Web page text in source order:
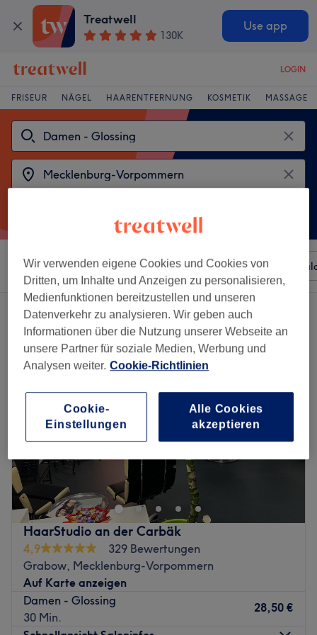
Treatwell
130K
Use app
LOGIN
FRISEUR NÄGEL HAARENTFERNUNG KOSMETIK MASSAGE
Sortieren nach Beliebiger Preis Besonderheiten
2 Salons die anbieten:damen - glossing in Mecklenburg-Vorpommern
HaarStudio an der Carbäk
4,9
329 Bewertungen
Grabow, Mecklenburg-Vorpommern
Auf Karte anzeigen
Damen - Glossing
30 Min.
28,50 €
Wir verwenden eigene Cookies und Cookies von
Dritten, um Inhalte und Anzeigen zu personalisieren,
Medienfunktionen bereitzustellen und unseren
Datenverkehr zu analysieren. Wir geben auch
Informationen über die Nutzung unserer Webseite an
unsere Partner für soziale Medien, Werbung und
Analysen weiter. Cookie-Richtlinien
Cookie-
Einstellungen
Alle Cookies
akzeptieren